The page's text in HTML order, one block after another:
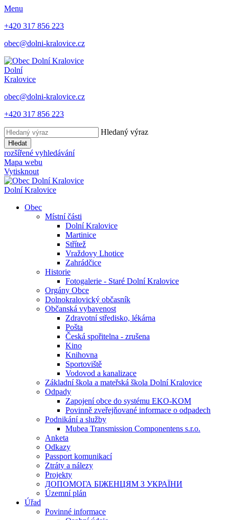
Menu
+420 317 856 223
obec@dolni-kralovice.cz
Dolní
Kralovice
obec@dolni-kralovice.cz
+420 317 856 223
Hledaný výraz
Hledat
rozšířené vyhledávání
Mapa webu
Vytisknout
Dolní Kralovice
Obec
Místní části
Dolní Kralovice
Martinice
Střítež
Vraždovy Lhotice
Zahrádčice
Historie
Fotogalerie - Staré Dolní Kralovice
Orgány Obce
Dolnokralovický občasník
Občanská vybavenost
Zdravotní středisko, lékárna
Pošta
Česká spořitelna - zrušena
Kino
Knihovna
Sportoviště
Vodovod a kanalizace
Základní škola a mateřská škola Dolní Kralovice
Odpady
Zapojení obce do systému EKO-KOM
Povinně zveřejňované informace o odpadech
Podnikání a služby
Mubea Transmission Componentens s.r.o.
Anketa
Odkazy
Passport komunikací
Ztráty a nálezy
Projekty
ДОПОМОГА БІЖЕНЦЯМ З УКРАЇНИ
Územní plán
Úřad
Povinné informace